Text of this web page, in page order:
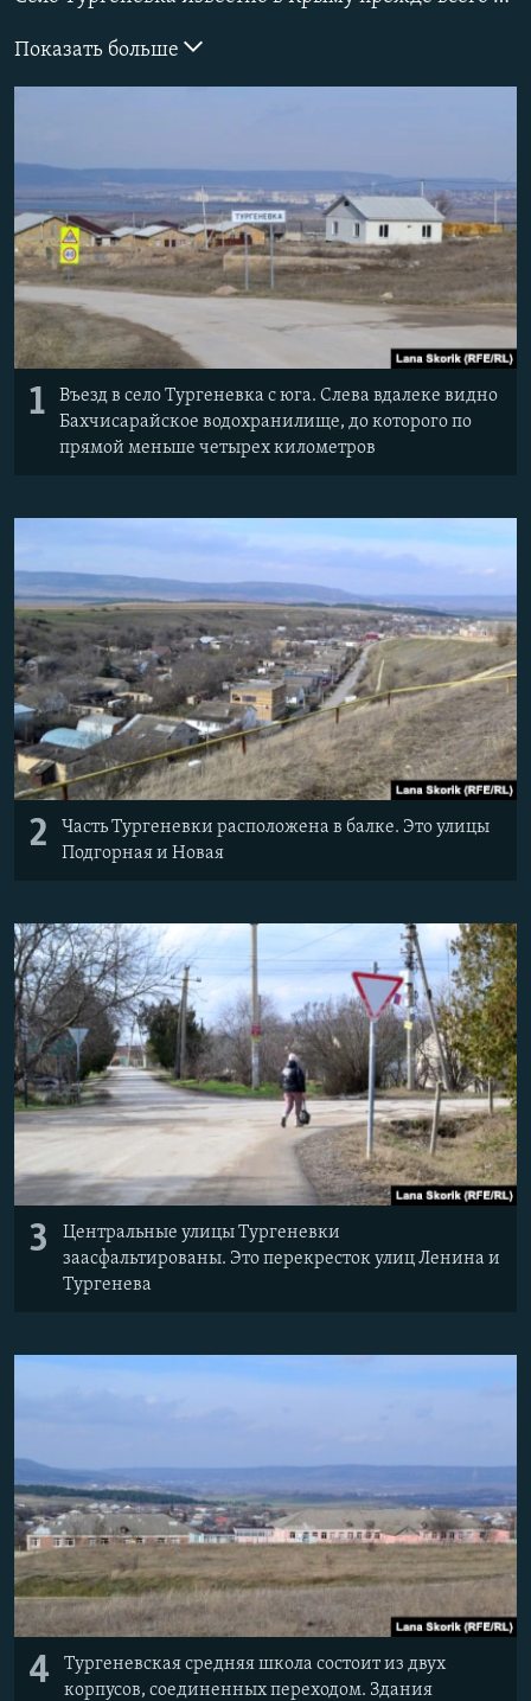
Все сайты RFE/RL
Показать больше
1
Въезд в село Тургеневка с юга. Слева вдалеке видно
Бахчисарайское водохранилище, до которого по
прямой меньше четырех километров
2
Часть Тургеневки расположена в балке. Это улицы
Подгорная и Новая
3
Центральные улицы Тургеневки
заасфальтированы. Это перекресток улиц Ленина и
Тургенева
4
Тургеневская средняя школа состоит из двух
корпусов, соединенных переходом. Здания